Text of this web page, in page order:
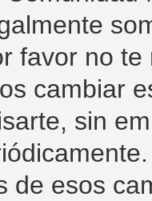
favor no
cambiar
sin
de esos